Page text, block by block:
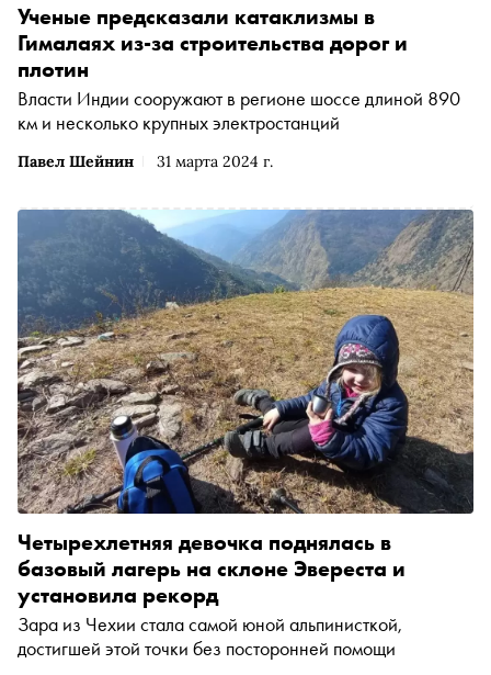
Павел Шейнин 31 марта 2024 г.
Ученые предсказали катаклизмы в
Гималаях из-за строительства дорог и
плотин
Власти Индии сооружают в регионе шоссе длиной 890
км и несколько крупных электростанций
Четырехлетняя девочка поднялась в
базовый лагерь на склоне Эвереста и
установила рекорд
Зара из Чехии стала самой юной альпинисткой,
достигшей этой точки без посторонней помощи